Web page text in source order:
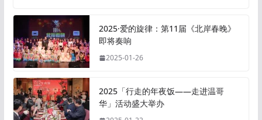
2025·爱的旋律：第11届《北岸春晚》
即将奏响
2025-01-26
2025「行走的年夜饭——走进温哥
华」活动盛大举办